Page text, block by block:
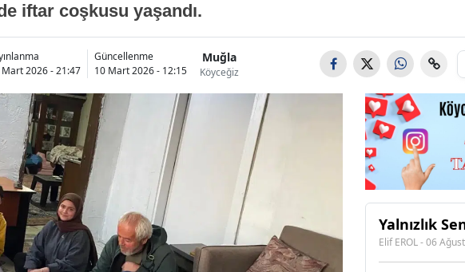
iftar coşkusu yaşandı.
2026 - 21:47
Güncellenme
10 Mart 2026 - 12:15
Muğla
Köyceğiz
Yalnızlık
Elif EROL - 06